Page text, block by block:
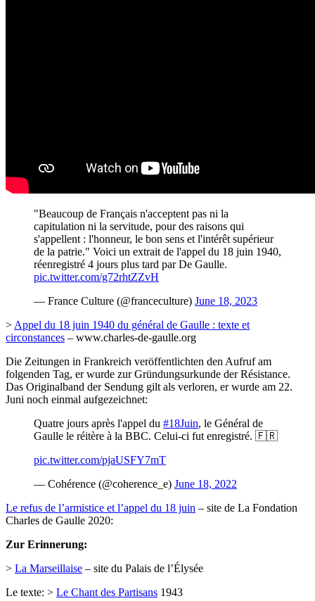
"Beaucoup de Français n'acceptent pas ni la
capitulation ni la servitude, pour des raisons qui
s'appellent : l'honneur, le bon sens et l'intérêt supérieur
de la patrie." Voici un extrait de l'appel du 18 juin 1940,
réenregistré 4 jours plus tard par De Gaulle.
pic.twitter.com/g72rhtZZvH
— France Culture (@franceculture) June 18, 2023
> Appel du 18 juin 1940 du général de Gaulle : texte et
circonstances – www.charles-de-gaulle.org
Die Zeitungen in Frankreich veröffentlichten den Aufruf am
folgenden Tag, er wurde zur Gründungsurkunde der Résistance.
Das Originalband der Sendung gilt als verloren, er wurde am 22.
Juni noch einmal aufgezeichnet:
Quatre jours après l'appel du #18Juin, le Général de
Gaulle le réitère à la BBC. Celui-ci fut enregistré. 🇫🇷
pic.twitter.com/pjaUSFY7mT
— Cohérence (@coherence_e) June 18, 2022
Le refus de l’armistice et l’appel du 18 juin – site de La Fondation
Charles de Gaulle 2020:
Zur Erinnerung:
> La Marseillaise – site du Palais de l’Élysée
Le texte: > Le Chant des Partisans 1943